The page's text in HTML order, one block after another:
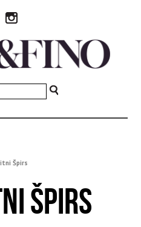
Špirs
ŠPIRS